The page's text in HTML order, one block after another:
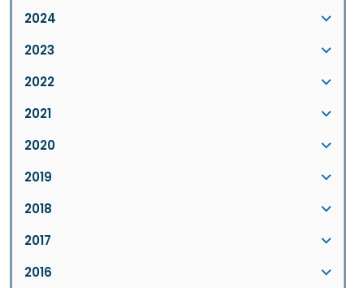
2024
2023
2022
2021
2020
2019
2018
2017
2016